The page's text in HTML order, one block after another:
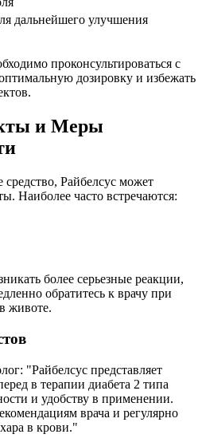
дальнейшего улучшения
проконсультироваться с
дозировку и избежать
и Меры
Райбелсус может
Наиболее часто встречаются:
более серьезные реакции,
обратитесь к врачу при
животе.
"Райбелсус представляет
в терапии диабета 2 типа
и удобству в применении.
врача и регулярно
в крови."